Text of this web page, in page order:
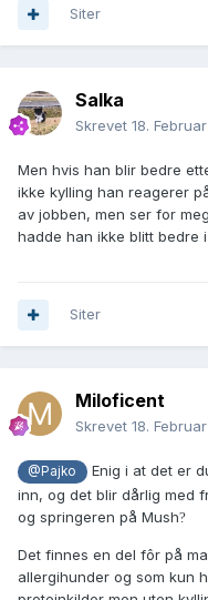
Siter
Salka
Skrevet 18.
Men hvis han blir bedre
ikke kylling han reagerer
av jobben, men ser for
hadde han ikke blitt bedre
Siter
Miloficent
Skrevet 18.
@Pajko
Enig i at det er
inn, og det blir dårlig med
og springeren på Mush?
Det finnes en del fôr på
allergihunder og som kun